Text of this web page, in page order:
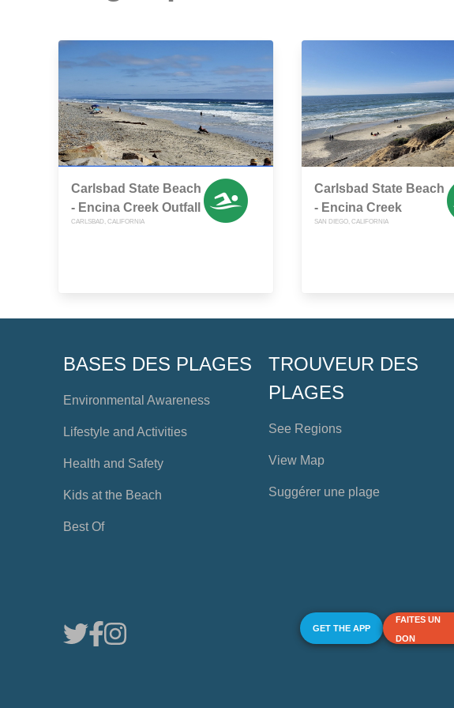
Carlsbad State Beach
- Encina Creek Outfall
CARLSBAD, CALIFORNIA
Carlsbad State Beach
- Encina Creek
SAN DIEGO, CALIFORNIA
BASES DES PLAGES
Environmental Awareness
Lifestyle and Activities
Health and Safety
Kids at the Beach
Best Of
TROUVEUR DES
PLAGES
See Regions
View Map
Suggérer une plage
GET THE APP
FAITES UN
DON